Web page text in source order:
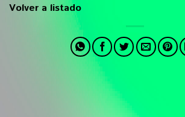
Volver a listado